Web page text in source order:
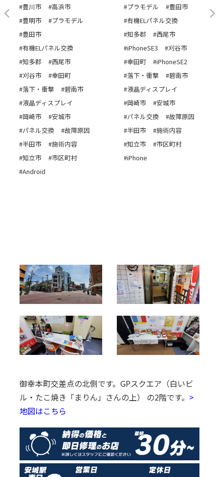
#豊川市
#高浜市
#豊明市
#プラモデル
#豊田市
#有機ELパネル交換
#知多郡
#西尾市
#刈谷市
#幸田町
#落下・衝撃
#碧南市
#液晶ディスプレイ
#岡崎市
#安城市
#パネル交換
#故障原因
#半田市
#施術内容
#知立市
#市区町村
#Android
#プラモデル
#豊田市
#有機ELパネル交換
#知多郡
#西尾市
#iPhoneSE3
#刈谷市
#幸田町
#iPhoneSE2
#落下・衝撃
#碧南市
#液晶ディスプレイ
#岡崎市
#安城市
#パネル交換
#故障原因
#半田市
#施術内容
#知立市
#市区町村
#iPhone
御幸本町交差点の北側です。 GPスクエア（白いビ
ル・たこ焼き「まりん」さんの上） の2階です。 >
地図はこちら